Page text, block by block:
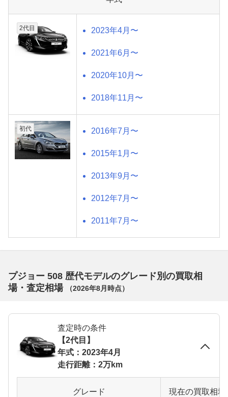
2代目 2023年4月〜
2021年6月〜
2020年10月〜
2018年11月〜
初代 2016年7月〜
2015年1月〜
2013年9月〜
2012年7月〜
2011年7月〜
プジョー 508 歴代モデルのグレード別の買取相
場・査定相場
（2026年8月 時点）
査定時の条件
【2代目】
年式：2023年4月
走行距離：2万km
グレード 現在の買取相